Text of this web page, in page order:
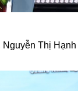
Thị Hạnh